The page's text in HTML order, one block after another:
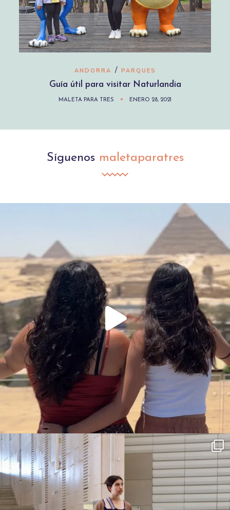
ANDORRA / PARQUES
Guía útil para visitar Naturlandia
MALETA PARA TRES ENERO 28, 2021
Síguenos maletaparatres